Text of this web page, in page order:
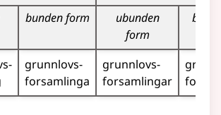
bunden form
ubunden
form
grunnlovs­
forsamlinga
grunnlovs­
forsamlingar